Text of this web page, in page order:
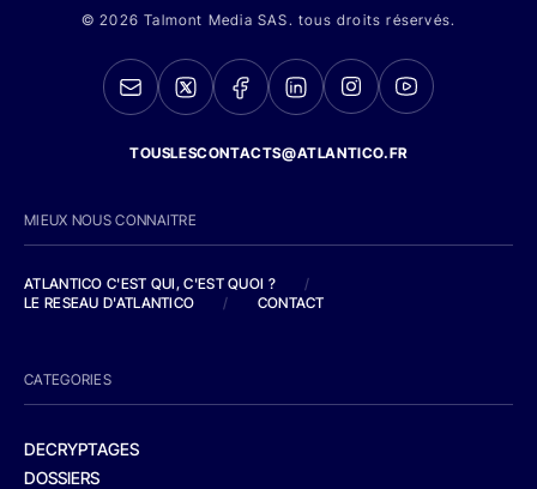
© 2026 Talmont Media SAS. tous droits réservés.
TOUSLESCONTACTS@ATLANTICO.FR
MIEUX NOUS CONNAITRE
ATLANTICO C'EST QUI, C'EST QUOI ?
/
LE RESEAU D'ATLANTICO
/ CONTACT
CATEGORIES
DECRYPTAGES
DOSSIERS